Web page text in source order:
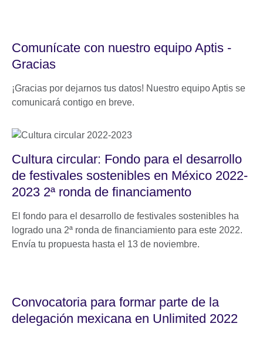
Comunícate con nuestro equipo Aptis -
Gracias
¡Gracias por dejarnos tus datos! Nuestro equipo Aptis se
comunicará contigo en breve.
Cultura circular: Fondo para el desarrollo
de festivales sostenibles en México 2022-
2023 2ª ronda de financiamento
El fondo para el desarrollo de festivales sostenibles ha
logrado una 2ª ronda de financiamiento para este 2022.
Envía tu propuesta hasta el 13 de noviembre.
Convocatoria para formar parte de la
delegación mexicana en Unlimited 2022